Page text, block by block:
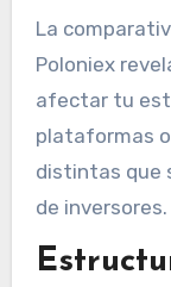
La
Poloniex
afectar tu
plataformas
distintas que
de inversores.